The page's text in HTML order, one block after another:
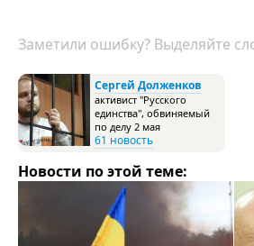
Заметили ошибку? Выделяйте
Сергей Долженков
активист "Русского
единства", обвиняемый
по делу 2 мая
61 новость
Новости по этой теме: